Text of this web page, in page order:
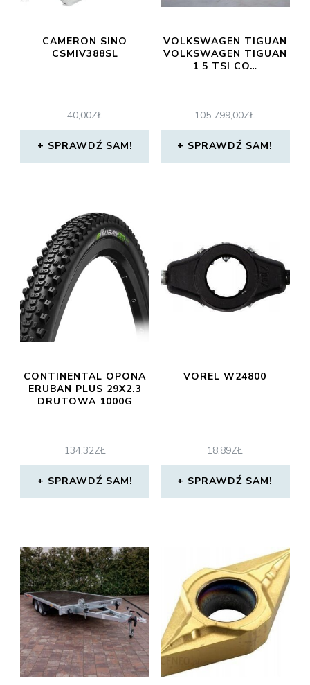
CAMERON SINO
CSMIV388SL
40,00ZŁ
SPRAWDŹ SAM!
VOLKSWAGEN TIGUAN
VOLKSWAGEN TIGUAN
1 5 TSI CO…
105 799,00ZŁ
SPRAWDŹ SAM!
CONTINENTAL OPONA
ERUBAN PLUS 29X2.3
DRUTOWA 1000G
134,32ZŁ
SPRAWDŹ SAM!
VOREL W24800
18,89ZŁ
SPRAWDŹ SAM!